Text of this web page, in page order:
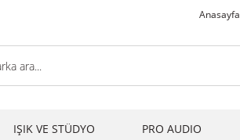
Anasayfa
IŞIK VE STÜDYO PRO AUDIO